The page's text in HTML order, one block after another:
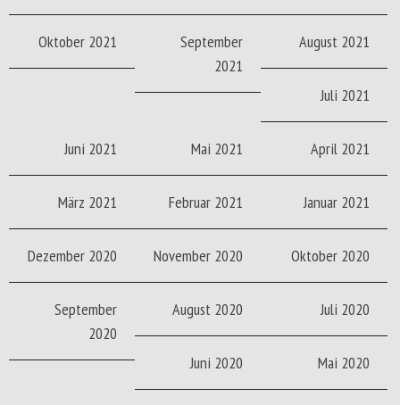
Oktober 2021
September
2021
August 2021
Juli 2021
Juni 2021 Mai 2021 April 2021
März 2021 Februar 2021 Januar 2021
Dezember 2020 November 2020 Oktober 2020
September
2020
August 2020 Juli 2020
Juni 2020 Mai 2020